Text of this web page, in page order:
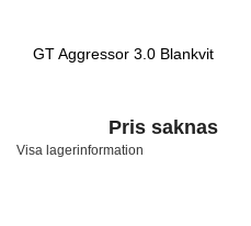
GT Aggressor 3.0 Blankvit
Pris saknas
Visa lagerinformation